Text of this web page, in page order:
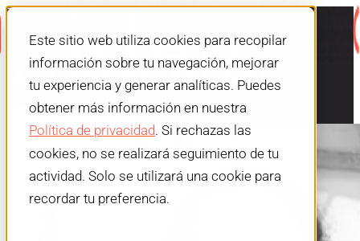
Este sitio web utiliza cookies para recopilar
información sobre tu navegación, mejorar
tu experiencia y generar analíticas. Puedes
obtener más información en nuestra
Política de privacidad. Si rechazas las
cookies, no se realizará seguimiento de tu
actividad. Solo se utilizará una cookie para
recordar tu preferencia.